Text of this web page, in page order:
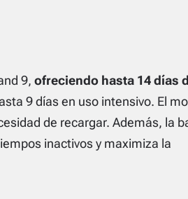
9, ofreciendo hasta 14 días
9 días en uso intensivo. El
de recargar. Además, la
inactivos y maximiza la